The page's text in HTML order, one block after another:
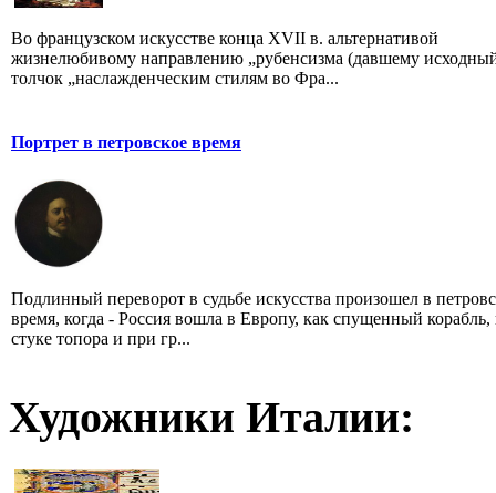
Во французском искусстве конца XVII в. альтернативой
жизнелюбивому направлению „рубенсизма (давшему
толчок „наслажденческим стилям во Фра...
Портрет в петровское время
Подлинный переворот в судьбе искусства произошел в
время, когда - Россия вошла в Европу, как спущенный корабль,
стуке топора и при гр...
Художники Италии: